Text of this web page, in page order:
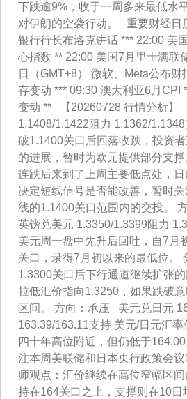
下跌逾9%，收于一周多来最低水
对伊朗的空袭行动。 重要财经日
银行行长布洛克讲话 *** 22:00 美
心指数 ** 22:00 美国7月里士满联
日（GMT+8） 微软、Meta公布
存变动 *** 09:30 澳大利亚6月CPI
变动 ** 【20260728 行情分析】
1.1408/1.1422阻力 1.1362/
破1.1400关口后回落收跌，投资
的进展，暂时为欧元提供部分支
连跌后来到了上周主要低点处，
决定短线信号是否能改善，暂时
线的1.1400关口范围内的交投。
英镑兑美元 1.3350/1.3399阻力
美元周一盘中先升后回吐，自7月
关口，录得7月初以来的最低位。
1.3300关口后下行通道继续扩张
拉低汇价指向1.3250，如果跌破
区间。 方向：承压 美元兑日元
163.39/163.11支持 美元/日元汇
四十年高位附近，但仍低于
注本周美联储和日本央行政策会
师观点：汇价继续在高位窄幅区
持在164关口之上，支撑则在10日